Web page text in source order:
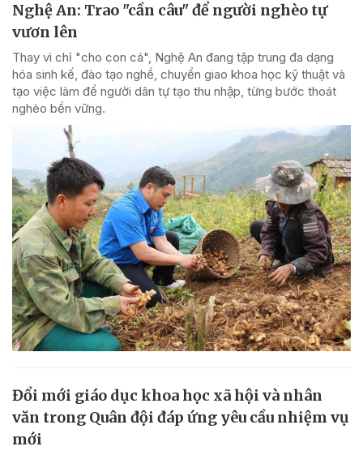
Nghệ An: Trao "cần câu" để người nghèo tự
vươn lên
Thay vì chỉ "cho con cá", Nghệ An đang tập trung đa dạng
hóa sinh kế, đào tạo nghề, chuyển giao khoa học kỹ thuật và
tạo việc làm để người dân tự tạo thu nhập, từng bước thoát
nghèo bền vững.
Đổi mới giáo dục khoa học xã hội và nhân
văn trong Quân đội đáp ứng yêu cầu nhiệm vụ
mới